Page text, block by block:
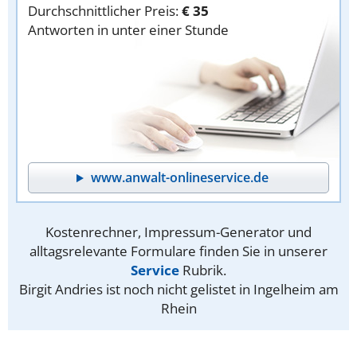
Durchschnittlicher Preis:€ 35
Antworten in unter einer Stunde
www.anwalt-onlineservice.de
Kostenrechner, Impressum-Generator und
alltagsrelevante Formulare finden Sie in unserer
Service Rubrik.
Birgit Andries ist noch nicht gelistet in Ingelheim am
Rhein